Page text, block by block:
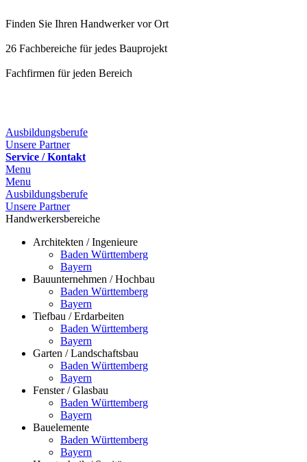
Finden Sie Ihren Handwerker vor Ort
26 Fachbereiche für jedes Bauprojekt
Fachfirmen für jeden Bereich
Ausbildungsberufe
Unsere Partner
Service / Kontakt
Menu
Menu
Ausbildungsberufe
Unsere Partner
Handwerkersbereiche
Architekten / Ingenieure
Baden Württemberg
Bayern
Bauunternehmen / Hochbau
Baden Württemberg
Bayern
Tiefbau / Erdarbeiten
Baden Württemberg
Bayern
Garten / Landschaftsbau
Baden Württemberg
Bayern
Fenster / Glasbau
Baden Württemberg
Bayern
Bauelemente
Baden Württemberg
Bayern